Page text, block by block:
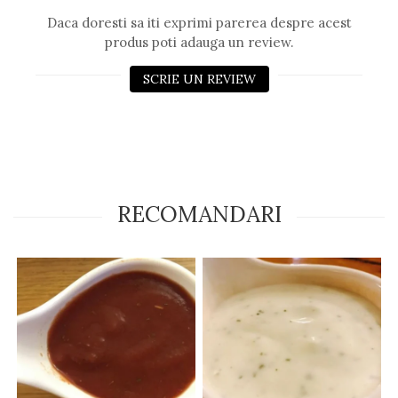
Daca doresti sa iti exprimi parerea despre acest
produs poti adauga un review.
SCRIE UN REVIEW
RECOMANDARI